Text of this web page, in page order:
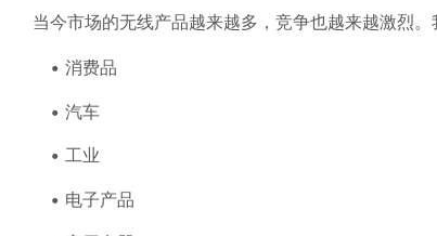
当今市场的无线产品越来越多，竞争也越来越激烈
消费品
汽车
工业
电子产品